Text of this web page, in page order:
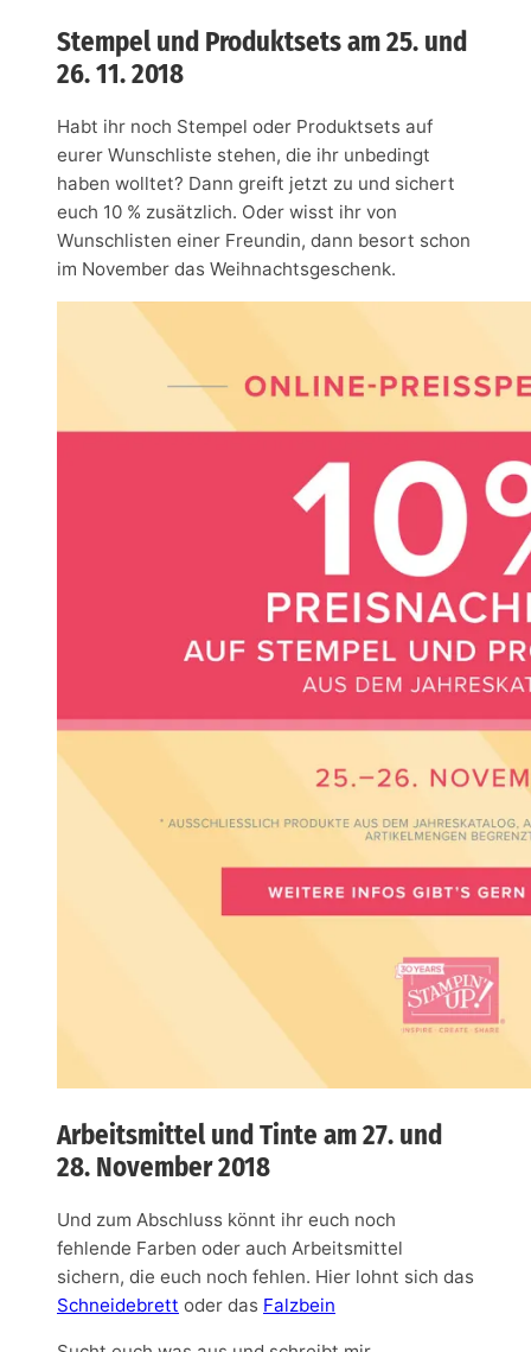
Stempel und Produktsets am 25. und
26. 11. 2018
Habt ihr noch Stempel oder Produktsets auf
eurer Wunschliste stehen, die ihr unbedingt
haben wolltet? Dann greift jetzt zu und sichert
euch 10 % zusätzlich. Oder wisst ihr von
Wunschlisten einer Freundin, dann besort schon
im November das Weihnachtsgeschenk.
Arbeitsmittel und Tinte am 27. und
28. November 2018
Und zum Abschluss könnt ihr euch noch
fehlende Farben oder auch Arbeitsmittel
sichern, die euch noch fehlen. Hier lohnt sich das
Schneidebrett oder das Falzbein